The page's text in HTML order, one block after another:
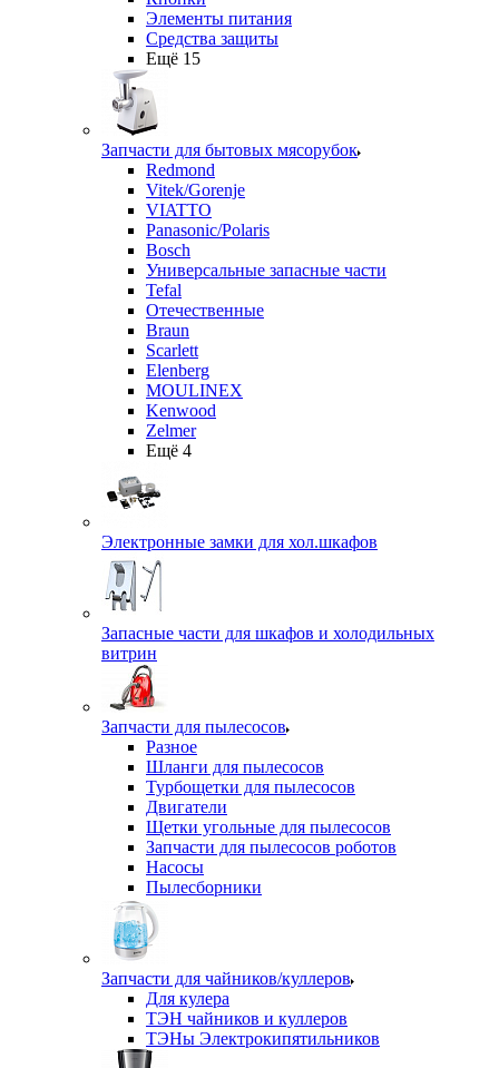
Элементы питания
Средства защиты
Ещё 15
Запчасти для бытовых мясорубок
Redmond
Vitek/Gorenje
VIATTO
Panasonic/Polaris
Bosch
Универсальные запасные части
Tefal
Отечественные
Braun
Scarlett
Elenberg
MOULINEX
Kenwood
Zelmer
Ещё 4
Электронные замки для хол.шкафов
Запасные части для шкафов и холодильных
витрин
Запчасти для пылесосов
Разное
Шланги для пылесосов
Турбощетки для пылесосов
Двигатели
Щетки угольные для пылесосов
Запчасти для пылесосов роботов
Насосы
Пылесборники
Запчасти для чайников/куллеров
Для кулера
ТЭН чайников и куллеров
ТЭНы Электрокипятильников